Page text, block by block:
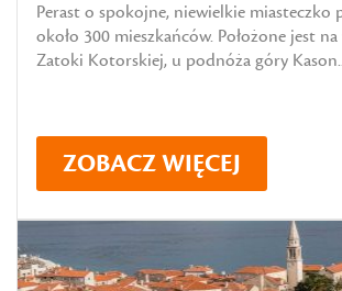
Perast o spokojne, niewielkie miasteczko
około 300 mieszkańców. Położone jest
Zatoki Kotorskiej, u podnóża góry
ZOBACZ WIĘCEJ